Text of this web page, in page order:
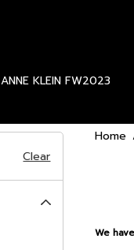
ANNE KLEIN FW2023
Home
We
Clear